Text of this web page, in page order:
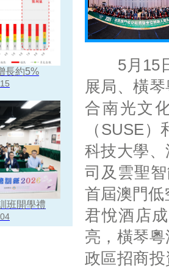
長約5%
班開學禮
5月15日
展局、橫
合南光文
（SUSE
科技大學
司及雲聖
首屆澳門低
君悅酒店
亮，橫琴
政區招商